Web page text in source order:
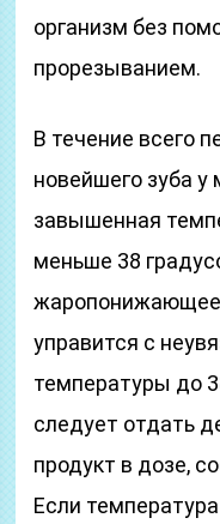
организм без
прорезыванием.
В течение всего
новейшего зуба
завышенная
меньше 38
жаропонижающее
управится с
температуры до
следует отдать
продукт в дозе,
Если